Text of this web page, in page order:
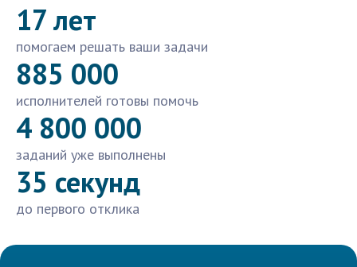
17 лет
помогаем решать ваши задачи
885 000
исполнителей готовы помочь
4 800 000
заданий уже выполнены
35 секунд
до первого отклика